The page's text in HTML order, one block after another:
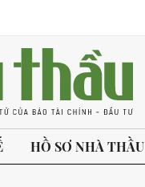
HỒ SƠ NHÀ THẦU